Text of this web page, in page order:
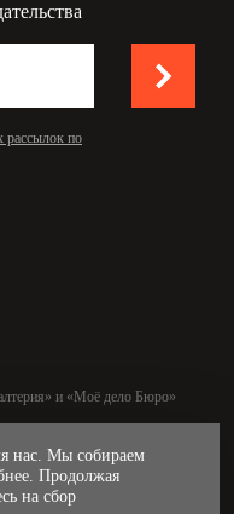
рассылок по
и «Моё дело Бюро»
нас. Мы собираем
Продолжая
на сбор